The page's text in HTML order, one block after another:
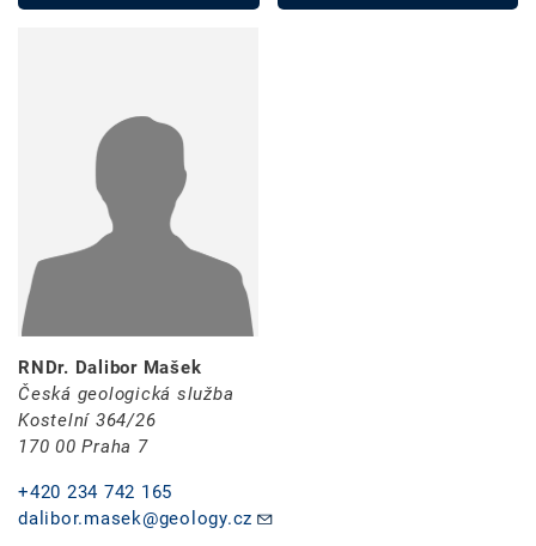
RNDr. Dalibor Mašek
Česká geologická služba
Kostelní 364/26
170 00 Praha 7
+420 234 742 165
dalibor.masek@geology.cz